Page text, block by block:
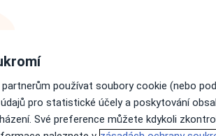
rezervace termínu není k
Rezervovat termín
používat soubory cookie (nebo
pro statistické účely a poskytování
Své preference můžete kdykoli